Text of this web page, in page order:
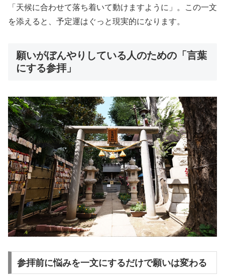
「天候に合わせて落ち着いて動けますように」。この一文
を添えると、予定運はぐっと現実的になります。
願いがぼんやりしている人のための「言葉
にする参拝」
参拝前に悩みを一文にするだけで願いは変わる